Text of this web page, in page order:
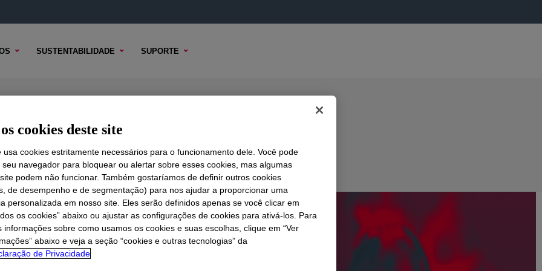
SUSTENTABILIDADE SUPORTE
TÉCNICO OPÇÕES DE AMOSTRA OPÇÕES DE COMPRA
cookies deste site
usa cookies estritamente necessários para o funcionamento dele. Você pode
navegador para bloquear ou alertar sobre esses cookies, mas algumas
podem não funcionar. Também gostaríamos de definir outros cookies
de desempenho e de segmentação) para nos ajudar a proporcionar uma
personalizada em nosso site. Eles serão definidos apenas se você clicar em
os cookies” abaixo ou ajustar as configurações de cookies para ativá-los. Para
informações sobre como usamos os cookies e suas escolhas, clique em “Ver
abaixo e veja a seção “cookies e outras tecnologias” da
de Privacidade